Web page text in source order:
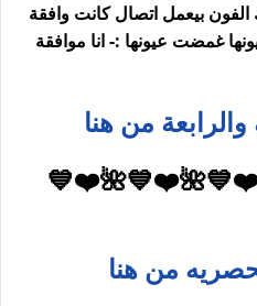
بيعمل اتصال كانت وافقة
غمضت عيونها :- انا موافقة
والرابعة من هنا
من هنا